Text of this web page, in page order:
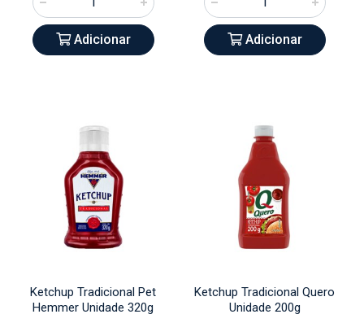
Adicionar Adicionar
Ketchup Tradicional Pet
Hemmer Unidade 320g
Ketchup Tradicional Quero
Unidade 200g